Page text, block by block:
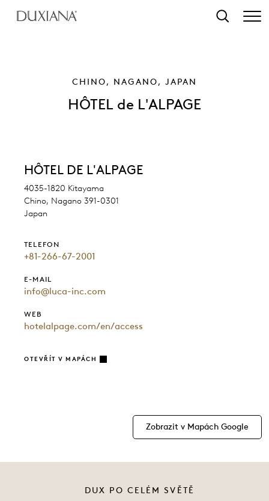
Vyhledat
CHINO, NAGANO, JAPAN
HÔTEL de L'ALPAGE
HÔTEL DE L'ALPAGE
4035-1820 Kitayama
Chino, Nagano 391-0301
Japan
TELEFON
+81-266-67-2001
E-MAIL
info@luca-inc.com
WEB
hotelalpage.com/en/access
OTEVŘÍT V MAPÁCH
Zobrazit v Mapách Google
DUX PO CELÉM SVĚTĚ